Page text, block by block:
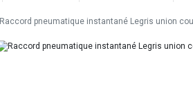
Raccord pneumatique instantané Legris union